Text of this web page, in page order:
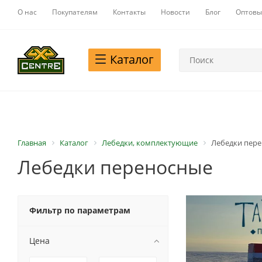
О нас Покупателям Контакты Новости Блог
Каталог
Главная Каталог Лебедки, комплектующие Лебедки
Лебедки переносные
Фильтр по параметрам
Цена